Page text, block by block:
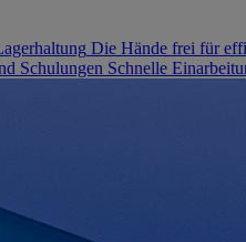
Die Hände frei für
Schulungen Schnelle